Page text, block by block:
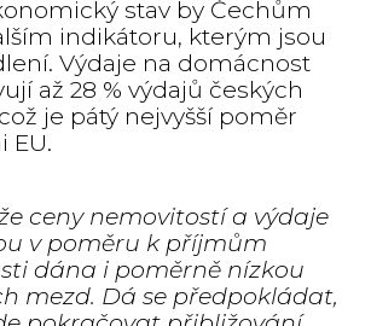
stav by Čechům
indikátoru, kterým jsou
Výdaje na domácnost
až 28 % výdajů českých
je pátý nejvyšší poměr
EU.
ceny nemovitostí a výdaje
v poměru k příjmům
dána i poměrně nízkou
mezd. Dá se předpokládat,